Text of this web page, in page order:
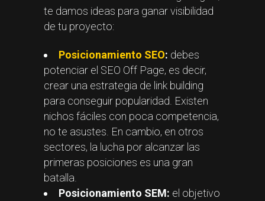
te damos ideas para ganar visibilidad
de tu proyecto:
Posicionamiento SEO: debes
potenciar el SEO Off Page, es decir,
crear una estrategia de link building
para conseguir popularidad. Existen
nichos fáciles con poca competencia,
no te asustes. En cambio, en otros
sectores, la lucha por alcanzar las
primeras posiciones es una gran
batalla.
Posicionamiento SEM: el objetivo